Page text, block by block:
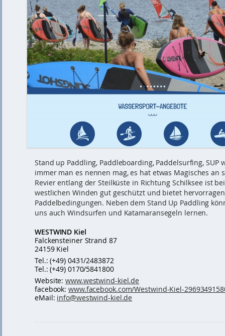
Stand up Paddling, Paddleboarding, Paddelsurfing, SUP
immer man es nennen mag, es hat etwas Magisches an
Revier entlang der Steilküste in Richtung Schilksee ist bei
westlichen Winden gut geschützt und bietet
Paddelbedingungen. Neben dem Stand Up Paddling
uns auch Windsurfen und Katamaransegeln lernen.
WESTWIND Kiel
Falckensteiner Strand 87
24159 Kiel
Tel.: (+49) 0431/2483872
Tel.: (+49) 0170/5841800
Website:www.westwind-kiel.de
facebook:www.facebook.com/Westwind-Kiel-
eMail: info@westwind-kiel.de